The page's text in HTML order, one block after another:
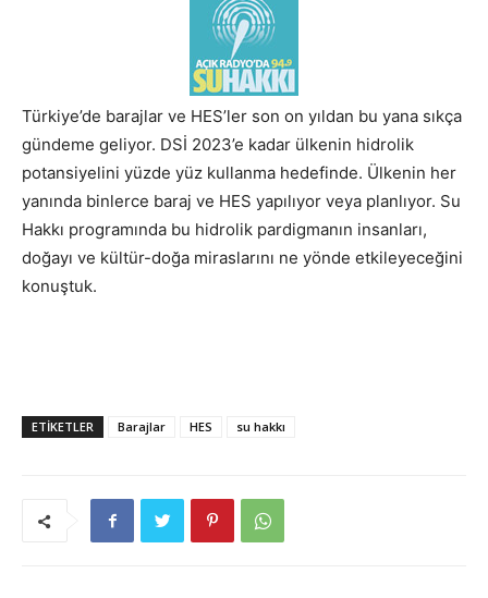
Türkiye’de barajlar ve HES’ler son on yıldan bu yana sıkça
gündeme geliyor. DSİ 2023’e kadar ülkenin hidrolik
potansiyelini yüzde yüz kullanma hedefinde. Ülkenin her
yanında binlerce baraj ve HES yapılıyor veya planlıyor. Su
Hakkı programında bu hidrolik pardigmanın insanları,
doğayı ve kültür-doğa miraslarını ne yönde etkileyeceğini
konuştuk.
ETIKETLER Barajlar HES su hakkı